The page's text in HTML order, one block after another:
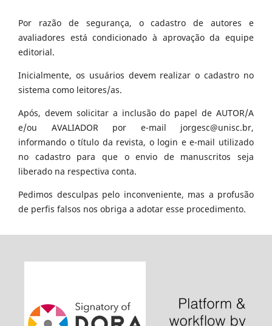
Por razão de segurança, o cadastro de autores e
avaliadores está condicionado à aprovação da equipe
editorial.
Inicialmente, os usuários devem realizar o cadastro no
sistema como leitores/as.
Após, devem solicitar a inclusão do papel de AUTOR/A
e/ou AVALIADOR por e-mail jorgesc@unisc.br,
informando o título da revista, o login e e-mail utilizado
no cadastro para que o envio de manuscritos seja
liberado na respectiva conta.
Pedimos desculpas pelo inconveniente, mas a profusão
de perfis falsos nos obriga a adotar esse procedimento.